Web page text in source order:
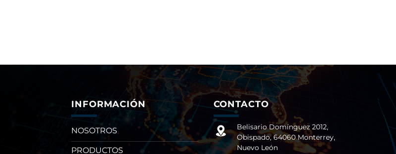
INFORMACIÓN
NOSOTROS
PRODUCTOS
CONTACTO
Belisario Domínguez 2012,
Obispado, 64060 Monterrey,
Nuevo León